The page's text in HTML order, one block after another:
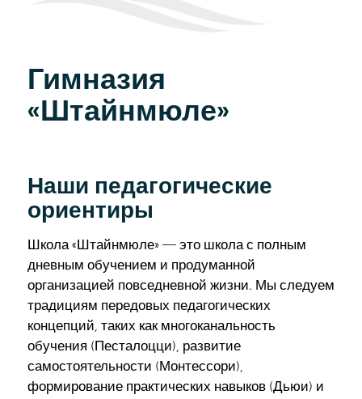
Гимназия
«Штайнмюле»
Наши педагогические
ориентиры
Школа «Штайнмюле» — это школа с полным
дневным обучением и продуманной
организацией повседневной жизни. Мы следуем
традициям передовых педагогических
концепций, таких как многоканальность
обучения (Песталоцци), развитие
самостоятельности (Монтессори),
формирование практических навыков (Дьюи) и